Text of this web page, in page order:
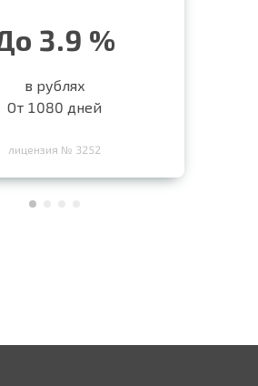
3.9 %
в рублях
От 1080 дней
лицензия № 3252